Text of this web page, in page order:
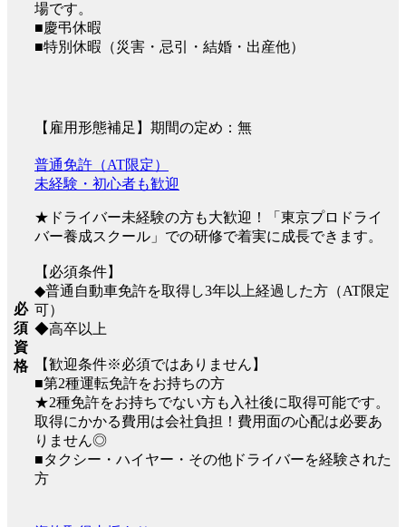
場です。
■慶弔休暇
■特別休暇（災害・忌引・結婚・出産他）
【雇用形態補足】期間の定め：無
必
須
資
格
普通免許（AT限定）
未経験・初心者も歓迎
★ドライバー未経験の方も大歓迎！「東京プロドライ
バー養成スクール」での研修で着実に成長できます。
【必須条件】
◆普通自動車免許を取得し3年以上経過した方（AT限定
可）
◆高卒以上
【歓迎条件※必須ではありません】
■第2種運転免許をお持ちの方
★2種免許をお持ちでない方も入社後に取得可能です。
取得にかかる費用は会社負担！費用面の心配は必要あ
りません◎
■タクシー・ハイヤー・その他ドライバーを経験された
方